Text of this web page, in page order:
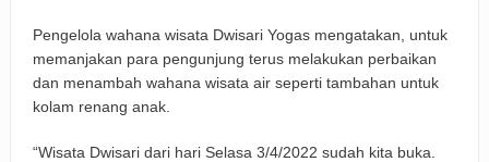
Pengelola wahana wisata Dwisari Yogas mengatakan, untuk
memanjakan para pengunjung terus melakukan perbaikan
dan menambah wahana wisata air seperti tambahan untuk
kolam renang anak.
“Wisata Dwisari dari hari Selasa 3/4/2022 sudah kita buka.